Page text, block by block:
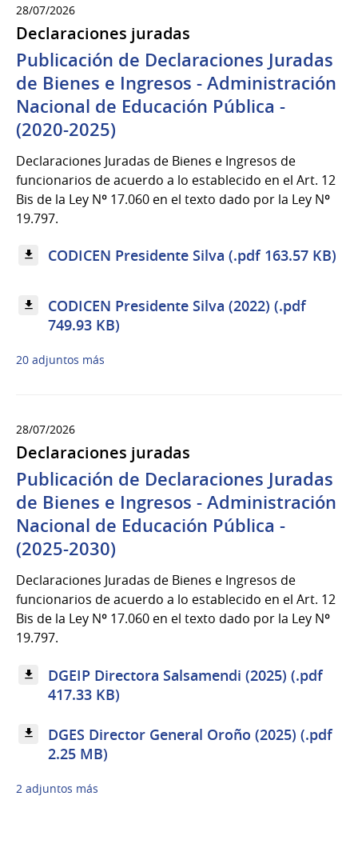
28/07/2026
Declaraciones juradas
Publicación de Declaraciones Juradas
de Bienes e Ingresos - Administración
Nacional de Educación Pública -
(2020-2025)
Declaraciones Juradas de Bienes e Ingresos de
funcionarios de acuerdo a lo establecido en el Art. 12
Bis de la Ley Nº 17.060 en el texto dado por la Ley Nº
19.797.
CODICEN Presidente Silva (.pdf 163.57 KB)
CODICEN Presidente Silva (2022) (.pdf
749.93 KB)
20 adjuntos más
28/07/2026
Declaraciones juradas
Publicación de Declaraciones Juradas
de Bienes e Ingresos - Administración
Nacional de Educación Pública -
(2025-2030)
Declaraciones Juradas de Bienes e Ingresos de
funcionarios de acuerdo a lo establecido en el Art. 12
Bis de la Ley Nº 17.060 en el texto dado por la Ley Nº
19.797.
DGEIP Directora Salsamendi (2025) (.pdf
417.33 KB)
DGES Director General Oroño (2025) (.pdf
2.25 MB)
2 adjuntos más